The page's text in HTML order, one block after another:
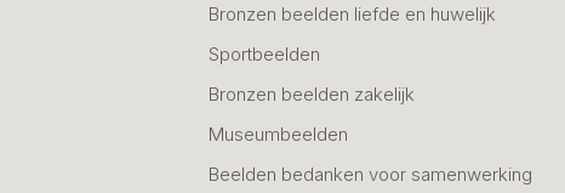
Bronzen beelden liefde en huwelijk
Sportbeelden
Bronzen beelden zakelijk
Museumbeelden
Beelden bedanken voor samenwerking